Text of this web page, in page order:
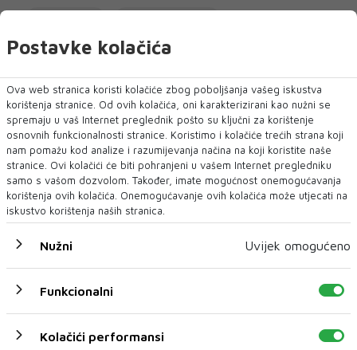
NAJNOVIJE NAJČITANIJE
gotovo 50 posto, ali stižu nova upozorenja
Postavke kolačića
Ova web stranica koristi kolačiće zbog poboljšanja vašeg iskustva
korištenja stranice. Od ovih kolačića, oni karakterizirani kao nužni se
spremaju u vaš Internet preglednik pošto su ključni za korištenje
osnovnih funkcionalnosti stranice. Koristimo i kolačiće trećih strana koji
nam pomažu kod analize i razumijevanja načina na koji koristite naše
stranice. Ovi kolačići će biti pohranjeni u vašem Internet pregledniku
samo s vašom dozvolom. Također, imate mogućnost onemogućavanja
korištenja ovih kolačića. Onemogućavanje ovih kolačića može utjecati na
iskustvo korištenja naših stranica.
Nužni Uvijek omogućeno
Funkcionalni
Kolačići performansi